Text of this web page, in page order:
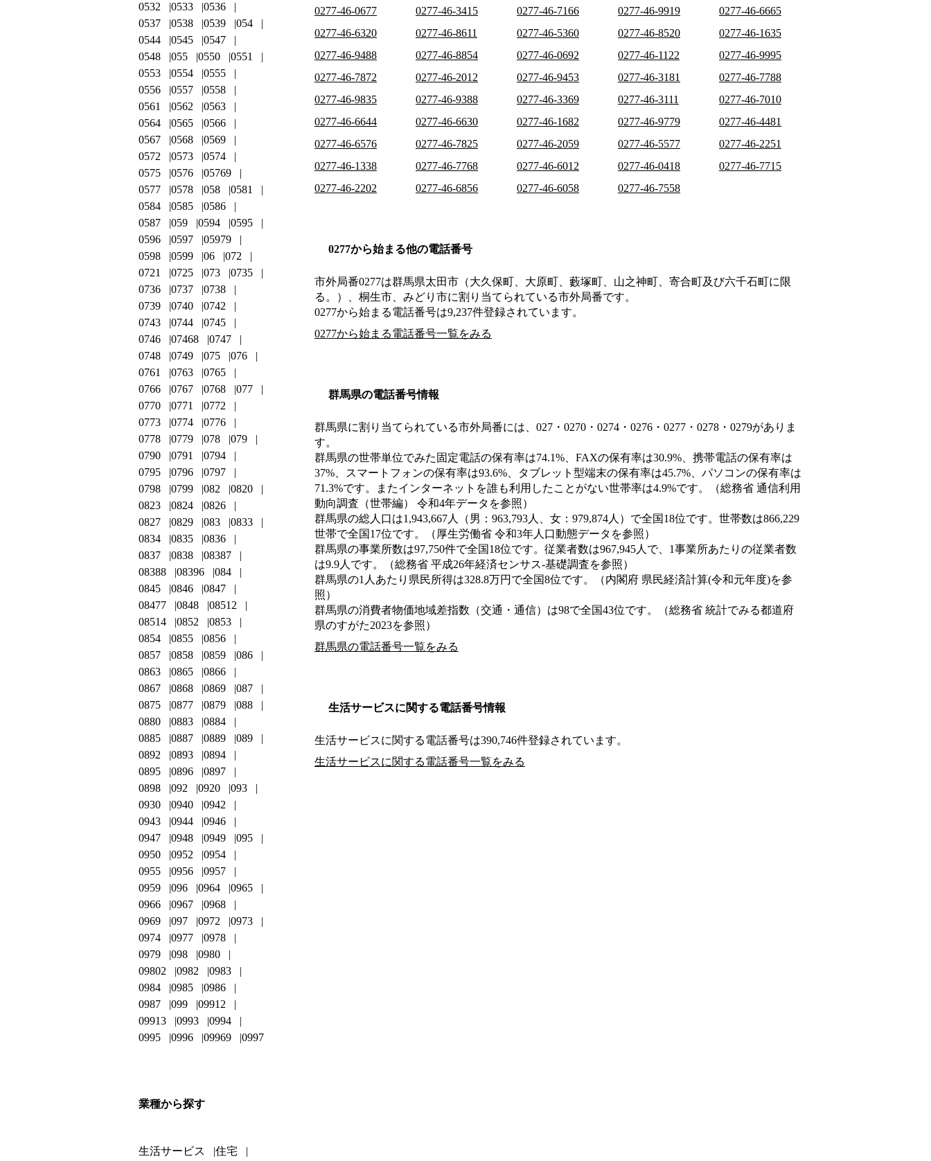
0277-46-0677
0277-46-3415 0277-46-7166 0277-46-9919
0277-46-6665
0277-46-6320
0277-46-8611 0277-46-5360 0277-46-8520
0277-46-1635
0277-46-9488
0277-46-8854 0277-46-0692 0277-46-1122
0277-46-9995
0277-46-7872
0277-46-2012 0277-46-9453 0277-46-3181
0277-46-7788
0277-46-9835
0277-46-9388 0277-46-3369 0277-46-3111
0277-46-7010
0277-46-6644
0277-46-6630 0277-46-1682 0277-46-9779
0277-46-4481
0277-46-6576
0277-46-7825 0277-46-2059 0277-46-5577
0277-46-2251
0277-46-1338
0277-46-7768 0277-46-6012 0277-46-0418
0277-46-7715
0277-46-2202
0277-46-6856 0277-46-6058 0277-46-7558
0277から始まる他の電話番号
市外局番0277は群馬県太田市（大久保町、大原町、藪塚町、山之神町、寄合町及び六千石町に限
る。）、桐生市、みどり市に割り当てられている市外局番です。
0277から始まる電話番号は9,237件登録されています。
0277から始まる電話番号一覧をみる
群馬県の電話番号情報
群馬県に割り当てられている市外局番には、027・0270・0274・0276・0277・0278・0279がありま
す。
群馬県の世帯単位でみた固定電話の保有率は74.1%、FAXの保有率は30.9%、携帯電話の保有率は
37%、スマートフォンの保有率は93.6%、タブレット型端末の保有率は45.7%、パソコンの保有率は
71.3%です。またインターネットを誰も利用したことがない世帯率は4.9%です。（総務省 通信利用
動向調査（世帯編） 令和4年データを参照）
群馬県の総人口は1,943,667人（男：963,793人、女：979,874人）で全国18位です。世帯数は866,229
世帯で全国17位です。（厚生労働省 令和3年人口動態データを参照）
群馬県の事業所数は97,750件で全国18位です。従業者数は967,945人で、1事業所あたりの従業者数
は9.9人です。（総務省 平成26年経済センサス‐基礎調査を参照）
群馬県の1人あたり県民所得は328.8万円で全国8位です。（内閣府 県民経済計算(令和元年度)を参
照）
群馬県の消費者物価地域差指数（交通・通信）は98で全国43位です。（総務省 統計でみる都道府
県のすがた2023を参照）
群馬県の電話番号一覧をみる
生活サービスに関する電話番号情報
生活サービスに関する電話番号は390,746件登録されています。
生活サービスに関する電話番号一覧をみる
0532
0533
0536
0537
0538 0539
054
0544
0545
0547
0548
055 0550
0551
0553
0554
0555
0556
0557
0558
0561
0562
0563
0564
0565
0566
0567
0568
0569
0572
0573
0574
0575
0576
05769
0577
0578 058
0581
0584
0585
0586
0587
059 0594
0595
0596
0597
05979
0598
0599 06
072
0721
0725 073
0735
0736
0737
0738
0739
0740
0742
0743
0744
0745
0746
07468
0747
0748
0749 075
076
0761
0763
0765
0766
0767 0768
077
0770
0771
0772
0773
0774
0776
0778
0779 078
079
0790
0791
0794
0795
0796
0797
0798
0799 082
0820
0823
0824
0826
0827
0829 083
0833
0834
0835
0836
0837
0838
08387
08388
08396
084
0845
0846
0847
08477
0848
08512
08514
0852
0853
0854
0855
0856
0857
0858 0859
086
0863
0865
0866
0867
0868 0869
087
0875
0877 0879
088
0880
0883
0884
0885
0887 0889
089
0892
0893
0894
0895
0896
0897
0898
092 0920
093
0930
0940
0942
0943
0944
0946
0947
0948 0949
095
0950
0952
0954
0955
0956
0957
0959
096 0964
0965
0966
0967
0968
0969
097 0972
0973
0974
0977
0978
0979
098
0980
09802
0982
0983
0984
0985
0986
0987
099
09912
09913
0993
0994
0995
0996 09969 0997
業種から探す
生活サービス 住宅